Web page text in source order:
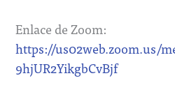
Enlace de Zoom:
https://us02web.zoom.us/
9hjUR2YikgbCvBjf